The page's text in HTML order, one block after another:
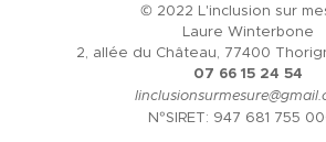
© 2022 L'inclusion sur
Laure Winterbone
2, allée du Château, 77400
07 66 15 24 54
N°SIRET: 947 681 755